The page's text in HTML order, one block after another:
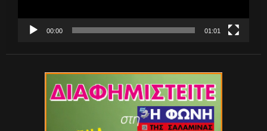
00:00 01:01